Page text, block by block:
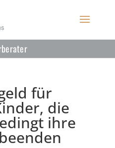
für
die
ihre